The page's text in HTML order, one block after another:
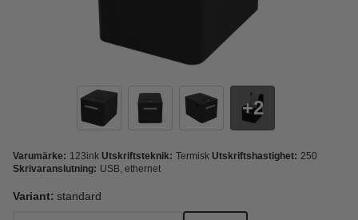
2
Varumärke: 123ink Utskriftsteknik: Termisk Utskriftshastighet: 250
Skrivaranslutning: USB, ethernet
Variant: standard